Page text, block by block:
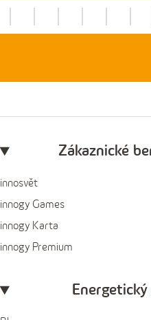
Zákaznické
innosvět
innogy Games
innogy Karta
innogy Premium